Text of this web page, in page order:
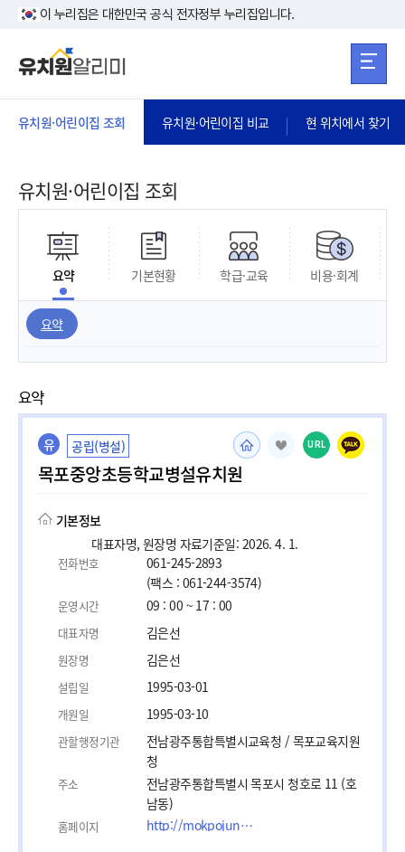
본문 바로가기
이 누리집은 대한민국 공식 전자정부 누리집입니다.
유치원·어린이집 조회 유치원·어린이집 비교 현 위치에서 찾기
유치원·어린이집 조회
요약 기본현황 학급·교육 비용·회계
요약
요약
유 공립(병설)
목포중앙초등학교병설유치원
URL
기본정보
대표자명, 원장명 자료기준일: 2026. 4. 1.
전화번호
061-245-2893
(팩스 : 061-244-3574)
운영시간 09 : 00 ~ 17 : 00
대표자명 김은선
원장명 김은선
설립일 1995-03-01
개원일 1995-03-10
관할행정기관
전남광주통합특별시교육청 / 목포교육지원
청
주소
전남광주통합특별시 목포시 청호로 11 (호
남동)
홈페이지 http://mokpojungang.es.jne.kr, http://mokpojungang.es.jne.kr/community/index.action?siteId=mokpojungang_es&communityId=class01